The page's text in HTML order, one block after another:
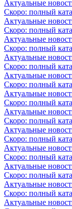
Актуальные
Скоро: полный
Актуальные
Скоро: полный
Актуальные
Скоро: полный
Актуальные
Скоро: полный
Актуальные
Скоро: полный
Актуальные
Скоро: полный
Актуальные
Скоро: полный
Актуальные
Скоро: полный
Актуальные
Скоро: полный
Актуальные
Скоро: полный
Актуальные
Скоро: полный
Актуальные